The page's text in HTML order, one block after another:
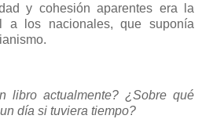
y cohesión aparentes era la
a los nacionales, que suponía
libro actualmente? ¿Sobre qué
día si tuviera tiempo?